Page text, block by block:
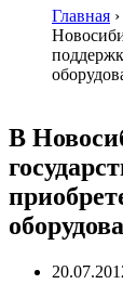
Главная ›
В